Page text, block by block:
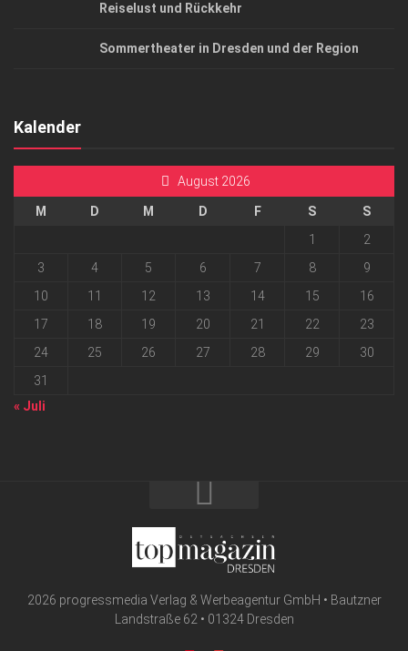
Reiselust und Rückkehr
Sommertheater in Dresden und der Region
Kalender
August 2026
M D M D F S
S
1
2
3
4 5 6 7 8
9
10
11 12 13 14 15
16
17
18 19 20 21 22
23
24
25 26 27 28 29
30
31
« Juli
2026 progressmedia Verlag & Werbeagentur GmbH • Bautzner
Landstraße 62 • 01324 Dresden